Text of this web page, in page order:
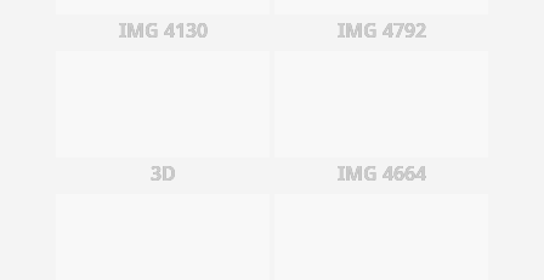
IMG 4130 IMG 4792
3D IMG 4664